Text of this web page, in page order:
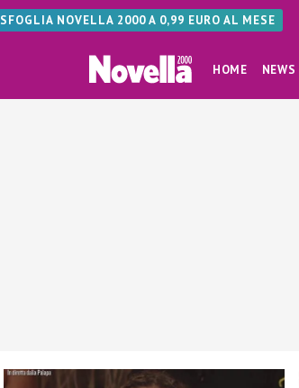
SFOGLIA NOVELLA 2000 A 0,99 EURO AL MESE
HOME NEWS